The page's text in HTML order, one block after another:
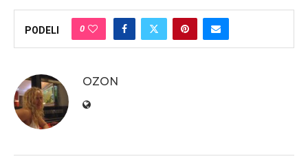
PODELI 0
OZON